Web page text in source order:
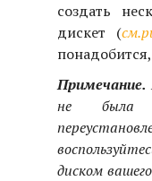
создать
дискет (
Примечание.
не была
диском